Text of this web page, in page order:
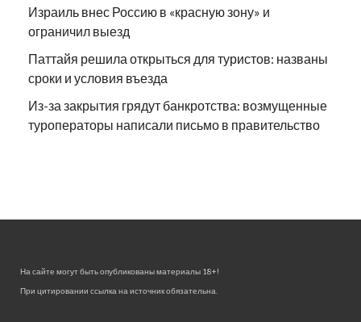
Израиль внес Россию в «красную зону» и
ограничил выезд
Паттайя решила открыться для туристов: названы
сроки и условия въезда
Из-за закрытия грядут банкротства: возмущенные
туроператоры написали письмо в правительство
На сайте могут быть опубликованы материалы 18+!
При цитировании ссылка на источник обязательна.